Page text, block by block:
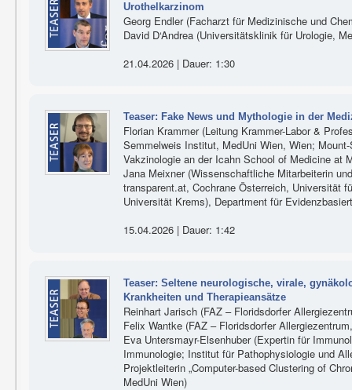
Urothelkarzinom
Georg Endler (Facharzt für Medizinische und
David D‘Andrea (Universitätsklinik für Urologie,
21.04.2026 | Dauer: 1:30
Teaser: Fake News und Mythologie in der
Florian Krammer (Leitung Krammer-Labor &
Semmelweis Institut, MedUni Wien, Wien;
Vakzinologie an der Icahn School of Medicine at
Jana Meixner (Wissenschaftliche Mitarbeiterin
transparent.at, Cochrane Österreich, Universität
Universität Krems), Department für
15.04.2026 | Dauer: 1:42
Teaser: Seltene neurologische, virale,
Krankheiten und Therapieansätze
Reinhart Jarisch (FAZ – Floridsdorfer
Felix Wantke (FAZ – Floridsdorfer
Eva Untersmayr-Elsenhuber (Expertin für
Immunologie; Institut für Pathophysiologie und
Projektleiterin „Computer-based Clustering of
MedUni Wien)